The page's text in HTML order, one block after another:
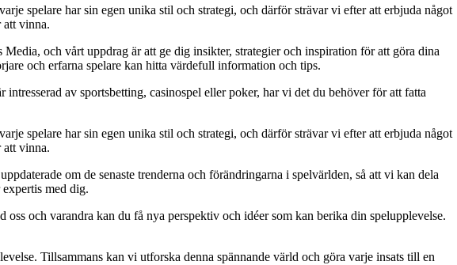
spelare har sin egen unika stil och strategi, och därför strävar vi efter att erbjuda något
att vinna.
och vårt uppdrag är att ge dig insikter, strategier och inspiration för att göra dina
och erfarna spelare kan hitta värdefull information och tips.
av sportsbetting, casinospel eller poker, har vi det du behöver för att fatta
spelare har sin egen unika stil och strategi, och därför strävar vi efter att erbjuda något
att vinna.
om de senaste trenderna och förändringarna i spelvärlden, så att vi kan dela
med dig.
och varandra kan du få nya perspektiv och idéer som kan berika din spelupplevelse.
Tillsammans kan vi utforska denna spännande värld och göra varje insats till en